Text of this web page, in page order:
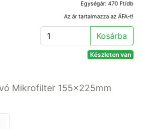
Egységár: 470 Ft/db
Az ár tartalmazza az ÁFA-t!
Kosárba
Készleten van
Mikrofilter 155x225mm